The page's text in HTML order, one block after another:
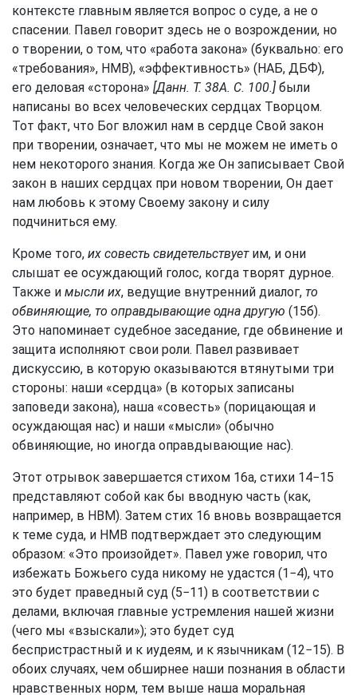
контексте главным является вопрос о суде, а не о
спасении. Павел говорит здесь не о возрождении, но
о творении, о том, что «работа закона» (буквально: его
«требования», НМВ), «эффективность» (НАБ, ДБФ),
его деловая «сторона» [Данн. Т. 38А. С. 100.] были
написаны во всех человеческих сердцах Творцом.
Тот факт, что Бог вложил нам в сердце Свой закон
при творении, означает, что мы не можем не иметь о
нем некоторого знания. Когда же Он записывает Свой
закон в наших сердцах при новом творении, Он дает
нам любовь к этому Своему закону и силу
подчиниться ему.
Кроме того, их совесть свидетельствуетим, и они
слышат ее осуждающий голос, когда творят дурное.
Также и мысли их, ведущие внутренний диалог, то
обвиняющие, то оправдывающие одна другую (15б).
Это напоминает судебное заседание, где обвинение и
защита исполняют свои роли. Павел развивает
дискуссию, в которую оказываются втянутыми три
стороны: наши «сердца» (в которых записаны
заповеди закона), наша «совесть» (порицающая и
осуждающая нас) и наши «мысли» (обычно
обвиняющие, но иногда оправдывающие нас).
Этот отрывок завершается стихом 16а, стихи 14−15
представляют собой как бы вводную часть (как,
например, в НВМ). Затем стих 16 вновь возвращается
к теме суда, и НМВ подтверждает это следующим
образом: «Это произойдет». Павел уже говорил, что
избежать Божьего суда никому не удастся (1−4), что
это будет праведный суд (5−11) в соответствии с
делами, включая главные устремления нашей жизни
(чего мы «взыскали»); это будет суд
беспристрастный и к иудеям, и к язычникам (12−15). В
обоих случаях, чем обширнее наши познания в области
нравственных норм, тем выше наша моральная